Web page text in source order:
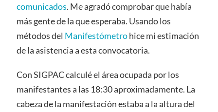
comunicados. Me agradó comprobar que había
más gente de la que esperaba. Usando los
métodos del Manifestómetrohice mi estimación
de la asistencia a esta convocatoria.
Con SIGPAC calculé el área ocupada por los
manifestantes a las 18:30 aproximadamente. La
cabeza de la manifestación estaba a la altura del